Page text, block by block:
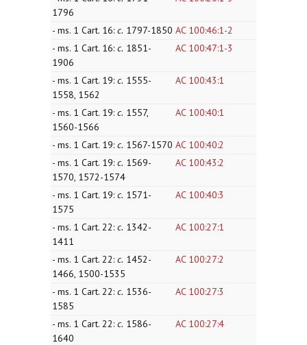
1796
- ms. 1 Cart. 16: c. 1797-1850 AC 100:46:1-2
- ms. 1 Cart. 16: c. 1851-
1906
AC 100:47:1-3
- ms. 1 Cart. 19: c. 1555-
1558, 1562
AC 100:43:1
- ms. 1 Cart. 19: c. 1557,
1560-1566
AC 100:40:1
- ms. 1 Cart. 19: c. 1567-1570 AC 100:40:2
- ms. 1 Cart. 19: c. 1569-
1570, 1572-1574
AC 100:43:2
- ms. 1 Cart. 19: c. 1571-
1575
AC 100:40:3
- ms. 1 Cart. 22: c. 1342-
1411
AC 100:27:1
- ms. 1 Cart. 22: c. 1452-
1466, 1500-1535
AC 100:27:2
- ms. 1 Cart. 22: c. 1536-
1585
AC 100:27:3
- ms. 1 Cart. 22: c. 1586-
1640
AC 100:27:4